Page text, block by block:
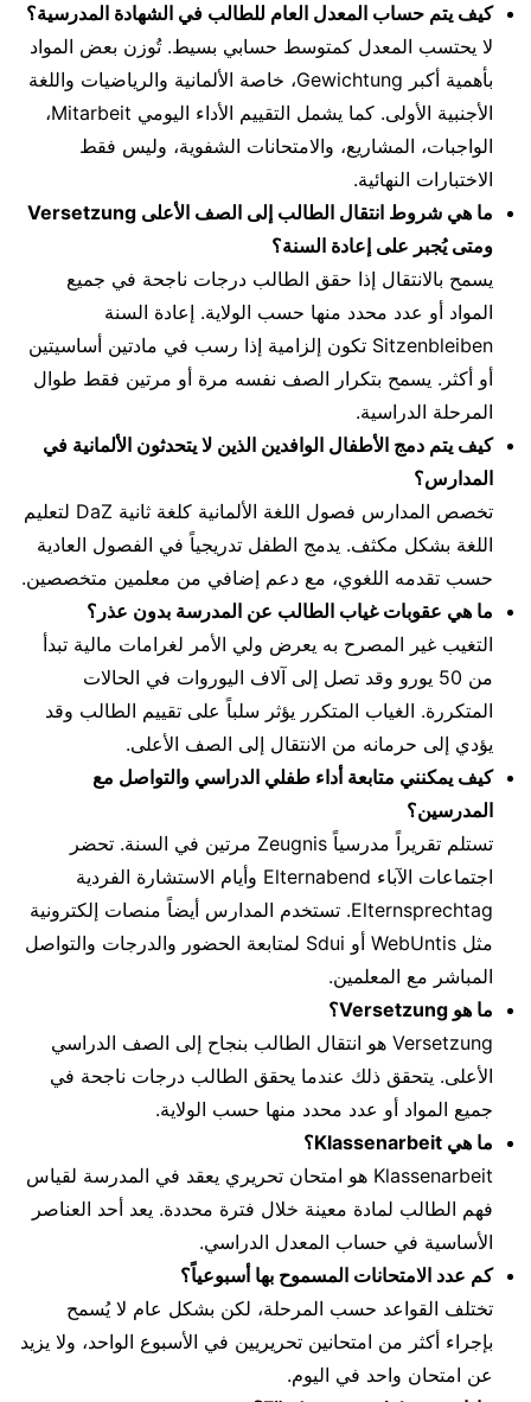
كيف يتم حساب المعدل العام للطالب في الشهادة المدرسية؟
لا يحتسب المعدل كمتوسط حسابي بسيط. تُوزن بعض المواد
بأهمية أكبر Gewichtung، خاصة الألمانية والرياضيات واللغة
الأجنبية الأولى. كما يشمل التقييم الأداء اليومي Mitarbeit،
الواجبات، المشاريع، والامتحانات الشفوية، وليس فقط
الاختبارات النهائية.
ما هي شروط انتقال الطالب إلى الصف الأعلى Versetzung
ومتى يُجبر على إعادة السنة؟
يسمح بالانتقال إذا حقق الطالب درجات ناجحة في جميع
المواد أو عدد محدد منها حسب الولاية. إعادة السنة
Sitzenbleiben تكون إلزامية إذا رسب في مادتين أساسيتين
أو أكثر. يسمح بتكرار الصف نفسه مرة أو مرتين فقط طوال
المرحلة الدراسية.
كيف يتم دمج الأطفال الوافدين الذين لا يتحدثون الألمانية في
المدارس؟
تخصص المدارس فصول اللغة الألمانية كلغة ثانية DaZ لتعليم
اللغة بشكل مكثف. يدمج الطفل تدريجياً في الفصول العادية
حسب تقدمه اللغوي، مع دعم إضافي من معلمين متخصصين.
ما هي عقوبات غياب الطالب عن المدرسة بدون عذر؟
التغيب غير المصرح به يعرض ولي الأمر لغرامات مالية تبدأ
من 50 يورو وقد تصل إلى آلاف اليوروات في الحالات
المتكررة. الغياب المتكرر يؤثر سلباً على تقييم الطالب وقد
يؤدي إلى حرمانه من الانتقال إلى الصف الأعلى.
كيف يمكنني متابعة أداء طفلي الدراسي والتواصل مع
المدرسين؟
تستلم تقريراً مدرسياً Zeugnis مرتين في السنة. تحضر
اجتماعات الآباء Elternabend وأيام الاستشارة الفردية
Elternsprechtag. تستخدم المدارس أيضاً منصات إلكترونية
مثل WebUntis أو Sdui لمتابعة الحضور والدرجات والتواصل
المباشر مع المعلمين.
ما هو Versetzung؟
Versetzung هو انتقال الطالب بنجاح إلى الصف الدراسي
الأعلى. يتحقق ذلك عندما يحقق الطالب درجات ناجحة في
جميع المواد أو عدد محدد منها حسب الولاية.
ما هي Klassenarbeit؟
Klassenarbeit هو امتحان تحريري يعقد في المدرسة لقياس
فهم الطالب لمادة معينة خلال فترة محددة. يعد أحد العناصر
الأساسية في حساب المعدل الدراسي.
كم عدد الامتحانات المسموح بها أسبوعياً؟
تختلف القواعد حسب المرحلة، لكن بشكل عام لا يُسمح
بإجراء أكثر من امتحانين تحريريين في الأسبوع الواحد، ولا يزيد
عن امتحان واحد في اليوم.